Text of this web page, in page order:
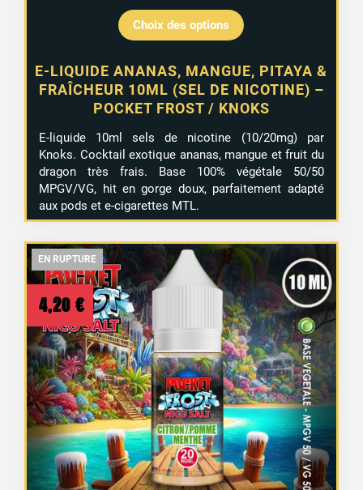
Choix des options
E-LIQUIDE ANANAS, MANGUE, PITAYA &
FRAÎCHEUR 10ML (SEL DE NICOTINE) –
POCKET FROST / KNOKS
E-liquide 10ml sels de nicotine (10/20mg) par
Knoks. Cocktail exotique ananas, mangue et fruit du
dragon très frais. Base 100% végétale 50/50
MPGV/VG, hit en gorge doux, parfaitement adapté
aux pods et e-cigarettes MTL.
EN RUPTURE
EN RUPTURE
4,20 €
EN RUPTURE